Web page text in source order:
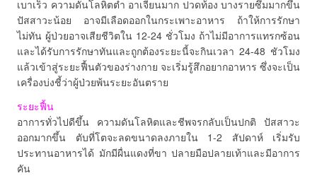
เบาเร็ว ความดันโลหิตต่ำ อาเจียนมาก ปวดท้อง บางรายซึมมากขึ้น
ปัสสาวะน้อย อาจมีเลือดออกในกระเพาะอาหาร ถ้าให้การรักษา
ไม่ทัน ผู้ป่วยอาจเสียชีวิตใน 12-24 ชั่วโมง ถ้าไม่มีอาการแทรกซ้อน
และได้รับการรักษาทันและถูกต้องระยะนี้จะกินเวลา 24-48 ชัวโมง
แล้วเข้าสู่ระยะฟื้นตัวของร่างกาย จะเริ่มรู้สึกอยากอาหาร ซึ่งจะเป็น
เครื่องบ่งชี้ว่าผู้ป่วยพ้นระยะอันตราย
ระยะฟื้น
อาการทั่วไปดีขึ้น ความดันโลหิตและชีพจรกลับเป็นปกติ ปัสสาวะ
ออกมากขึ้น ตับที่โตจะลดขนาดลงภายใน 1-2 สัปดาห์ เริ่มรับ
ประทานอาหารได้ มักมีผื่นแดงที่ขา ปลายมือปลายเท้าและมีอาการ
คัน